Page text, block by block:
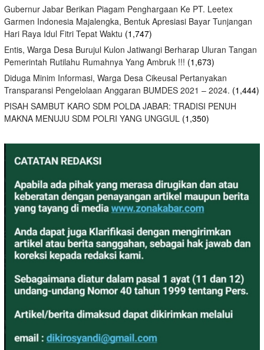
Gubernur Jabar Berikan Piagam Penghargaan Ke PT. Leetex
Garmen Indonesia Majalengka, Bentuk Apresiasi Bayar Tunjangan
Hari Raya Idul Fitri Tepat Waktu (1,747)
Entis, Warga Desa Burujul Kulon Jatiwangi Berharap Uluran Tangan
Pemerintah Rutilahu Rumahnya Yang Ambruk !!! (1,673)
Diduga Minim Informasi, Warga Desa Cikeusal Pertanyakan
Transparansi Pengelolaan Anggaran BUMDES 2021 – 2024. (1,444)
PISAH SAMBUT KARO SDM POLDA JABAR: TRADISI PENUH
MAKNA MENUJU SDM POLRI YANG UNGGUL (1,350)